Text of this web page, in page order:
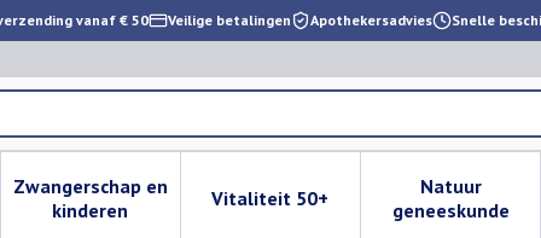
vanaf € 50 Veilige betalingen Apothekersadvies Snelle
verzorging en hygiëne categorie
voor Dieet, voeding en vitamines categorie
Zwangerschap en
kinderenToon submenu voor Zwangerschap en kinderen
Vitaliteit 50+Toon submenu voor Vitaliteit
Natuur
geneeskunde
Toon